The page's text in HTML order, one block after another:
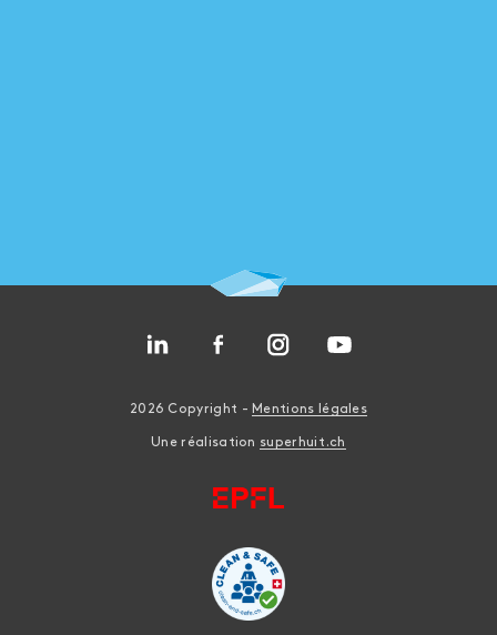
2026 Copyright - Mentions légales
Une réalisation superhuit.ch